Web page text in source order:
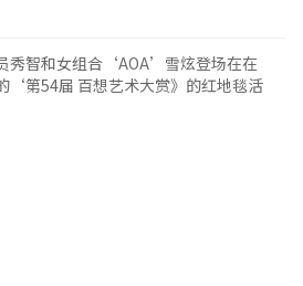
秀智和女组合‘AOA’雪炫登场在在
‘第54届 百想艺术大赏》的红地毯活